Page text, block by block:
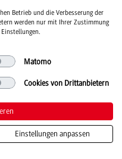
Management
für Chancengleichheit
Betrieb und die Verbesserung der
werden nur mit Ihrer Zustimmung
Matomo
Cookies von Drittanbietern
Einstellungen anpassen